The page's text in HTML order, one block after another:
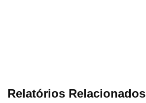
Relatórios Relacionados